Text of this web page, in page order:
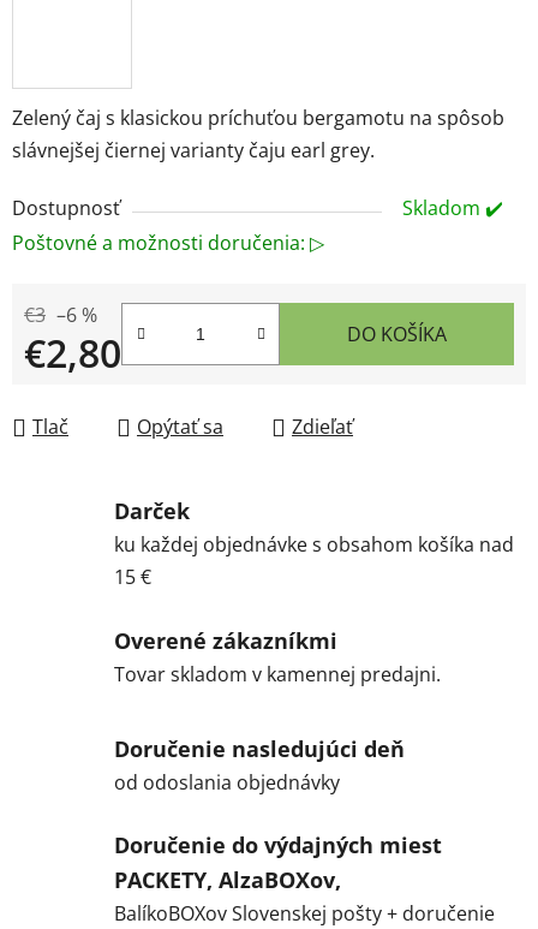
Zelený čaj s klasickou príchuťou bergamotu na spôsob
slávnejšej čiernej varianty čaju earl grey.
Dostupnosť
Skladom ✔️
Poštovné a možnosti doručenia: ▷
€3 –6 %
€2,80 DO KOŠÍKA
Tlač Opýtať sa Zdieľať
Darček
ku každej objednávke s obsahom košíka nad
15 €
Overené zákazníkmi
Tovar skladom v kamennej predajni.
Doručenie nasledujúci deň
od odoslania objednávky
Doručenie do výdajných miest
PACKETY, AlzaBOXov,
BalíkoBOXov Slovenskej pošty + doručenie